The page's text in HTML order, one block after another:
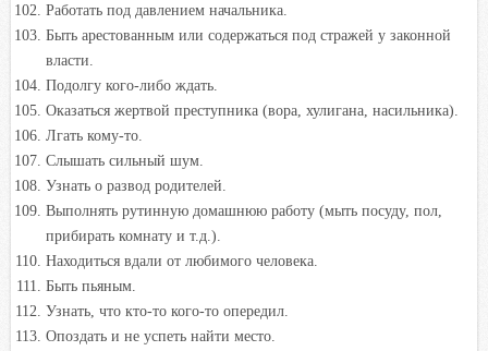
Работать под давлением начальника.
Быть арестованным или содержаться под стражей у законной
власти.
Подолгу кого-либо ждать.
Оказаться жертвой преступника (вора, хулигана, насильника).
Лгать кому-то.
Слышать сильный шум.
Узнать о развод родителей.
Выполнять рутинную домашнюю работу (мыть посуду, пол,
прибирать комнату и т.д.).
Находиться вдали от любимого человека.
Быть пьяным.
Узнать, что кто-то кого-то опередил.
Опоздать и не успеть найти место.